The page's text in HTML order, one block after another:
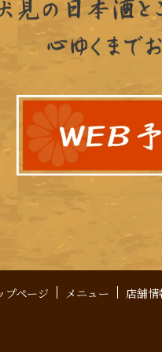
プページ メニュー 店舗情